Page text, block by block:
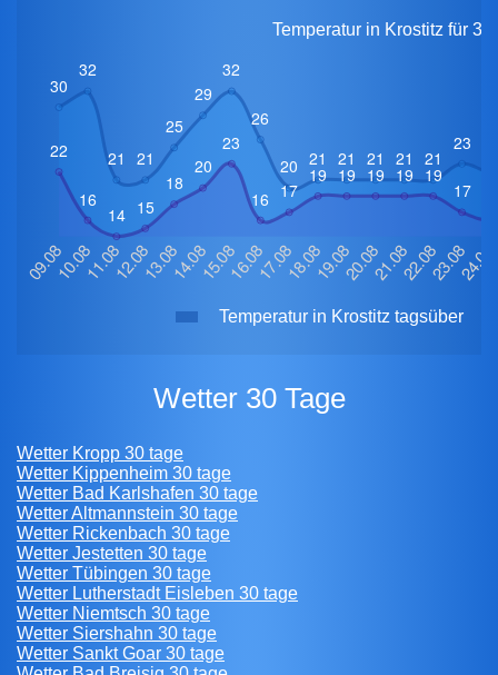
Temperatur in Krostitz für
Temperatur in Krostitz tagsüber
Wetter 30 Tage
Wetter Kropp 30 tage
Wetter Kippenheim 30 tage
Wetter Bad Karlshafen 30 tage
Wetter Altmannstein 30 tage
Wetter Rickenbach 30 tage
Wetter Jestetten 30 tage
Wetter Tübingen 30 tage
Wetter Lutherstadt Eisleben 30 tage
Wetter Niemtsch 30 tage
Wetter Siershahn 30 tage
Wetter Sankt Goar 30 tage